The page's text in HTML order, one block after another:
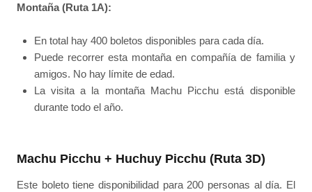
Montaña (Ruta 1A):
En total hay 400 boletos disponibles para cada día.
Puede recorrer esta montaña en compañía de familia y
amigos. No hay límite de edad.
La visita a la montaña Machu Picchu está disponible
durante todo el año.
Machu Picchu + Huchuy Picchu (Ruta 3D)
Este boleto tiene disponibilidad para 200 personas al día. El